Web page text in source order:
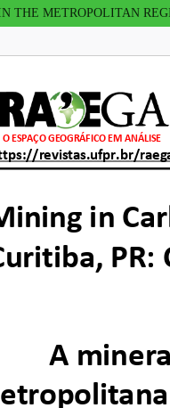
THE METROPOLITAN